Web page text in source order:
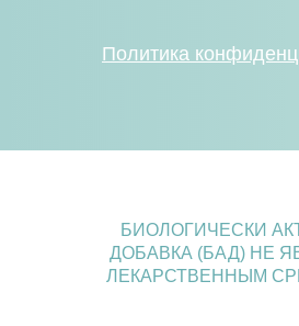
БИОЛОГИЧЕСКИ
ДОБАВКА (БАД) НЕ
ЛЕКАРСТВЕННЫМ
Политика